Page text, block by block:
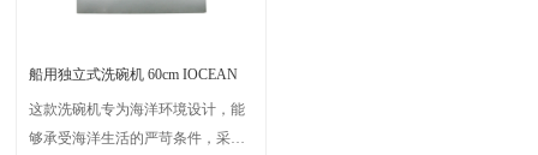
船用独立式洗碗机 60cm IOCEAN
这款洗碗机专为海洋环境设计，能
够承受海洋生活的严苛条件，采用